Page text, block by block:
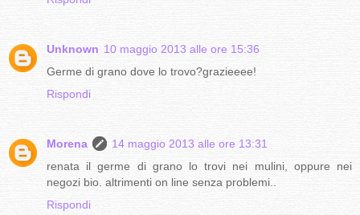
Unknown 10 maggio 2013 alle ore 15:36
Germe di grano dove lo trovo?grazieeee!
Rispondi
Morena
14 maggio 2013 alle ore 13:31
renata il germe di grano lo trovi nei mulini, oppure nei
negozi bio. altrimenti on line senza problemi..
Rispondi